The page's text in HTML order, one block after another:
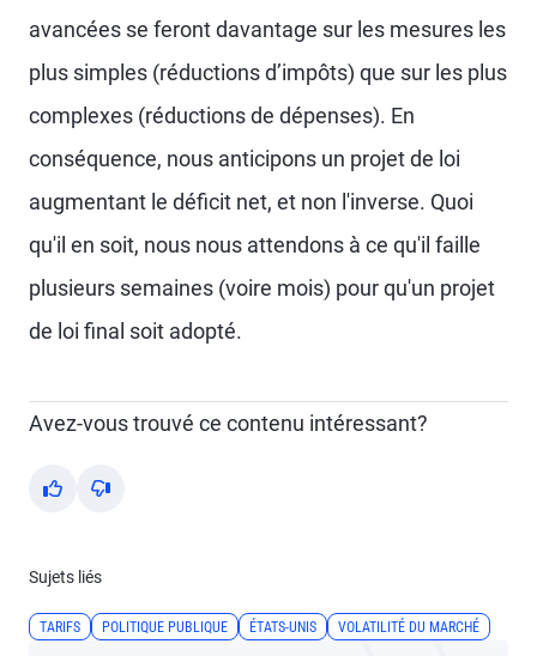
avancées se feront davantage sur les mesures les
plus simples (réductions d’impôts) que sur les plus
complexes (réductions de dépenses). En
conséquence, nous anticipons un projet de loi
augmentant le déficit net, et non l'inverse. Quoi
qu'il en soit, nous nous attendons à ce qu'il faille
plusieurs semaines (voire mois) pour qu'un projet
de loi final soit adopté.
Avez-vous trouvé ce contenu intéressant?
Yes No
Sujets liés
TARIFS POLITIQUE PUBLIQUE ÉTATS-UNIS VOLATILITÉ DU MARCHÉ